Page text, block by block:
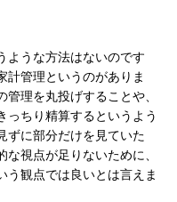
ような方法はないのです
計管理というのがありま
理を丸投げすることや、
っちり精算するというよう
ずに部分だけを見ていた
視点が足りないために、
う観点では良いとは言えま